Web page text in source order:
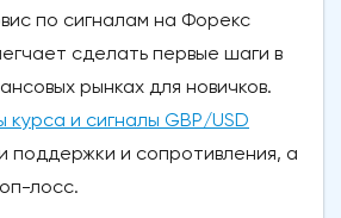
по сигналам на Форекс
сделать первые шаги в
рынках для новичков.
курса и сигналы GBP/USD
поддержки и сопротивления, а
лосс.